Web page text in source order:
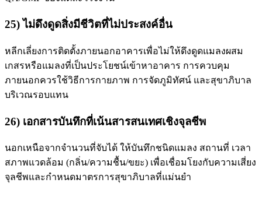
25) ไม่ดึงดูดสิ่งมีชีวิตที่ไม่ประสงค์อื่น
หลีกเลี่ยงการติดตั้งภายนอกอาคารเพื่อไม่ให้ดึงดูดแมลงผสม
เกสรหรือแมลงที่เป็นประโยชน์เข้าหาอาคาร การควบคุม
ภายนอกควรใช้วิธีการกายภาพ การจัดภูมิทัศน์ และสุขาภิบาล
บริเวณรอบแทน
26) เอกสารบันทึกที่เน้นสารสนเทศเชิงจุลชีพ
นอกเหนือจากจำนวนที่จับได้ ให้บันทึกชนิดแมลง สถานที่ เวลา
สภาพแวดล้อม (กลิ่น/ความชื้น/ขยะ) เพื่อเชื่อมโยงกับความเสี่ยง
จุลชีพและกำหนดมาตรการสุขาภิบาลที่แม่นยำ